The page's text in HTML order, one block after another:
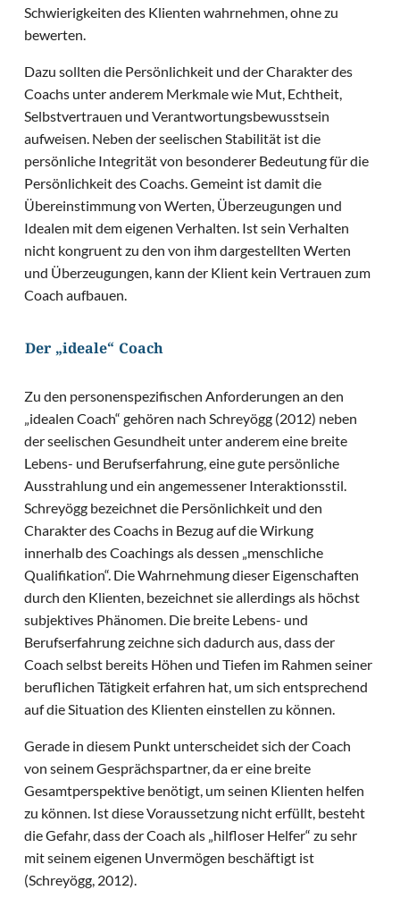
Schwierigkeiten des Klienten wahrnehmen, ohne zu
bewerten.
Dazu sollten die Persönlichkeit und der Charakter des
Coachs unter anderem Merkmale wie Mut, Echtheit,
Selbstvertrauen und Verantwortungsbewusstsein
aufweisen. Neben der seelischen Stabilität ist die
persönliche Integrität von besonderer Bedeutung für die
Persönlichkeit des Coachs. Gemeint ist damit die
Übereinstimmung von Werten, Überzeugungen und
Idealen mit dem eigenen Verhalten. Ist sein Verhalten
nicht kongruent zu den von ihm dargestellten Werten
und Überzeugungen, kann der Klient kein Vertrauen zum
Coach aufbauen.
Der „ideale“ Coach
Zu den personenspezifischen Anforderungen an den
„idealen Coach“ gehören nach Schreyögg (2012) neben
der seelischen Gesundheit unter anderem eine breite
Lebens- und Berufserfahrung, eine gute persönliche
Ausstrahlung und ein angemessener Interaktionsstil.
Schreyögg bezeichnet die Persönlichkeit und den
Charakter des Coachs in Bezug auf die Wirkung
innerhalb des Coachings als dessen „menschliche
Qualifikation“. Die Wahrnehmung dieser Eigenschaften
durch den Klienten, bezeichnet sie allerdings als höchst
subjektives Phänomen. Die breite Lebens- und
Berufserfahrung zeichne sich dadurch aus, dass der
Coach selbst bereits Höhen und Tiefen im Rahmen seiner
beruflichen Tätigkeit erfahren hat, um sich entsprechend
auf die Situation des Klienten einstellen zu können.
Gerade in diesem Punkt unterscheidet sich der Coach
von seinem Gesprächspartner, da er eine breite
Gesamtperspektive benötigt, um seinen Klienten helfen
zu können. Ist diese Voraussetzung nicht erfüllt, besteht
die Gefahr, dass der Coach als „hilfloser Helfer“ zu sehr
mit seinem eigenen Unvermögen beschäftigt ist
(Schreyögg, 2012).